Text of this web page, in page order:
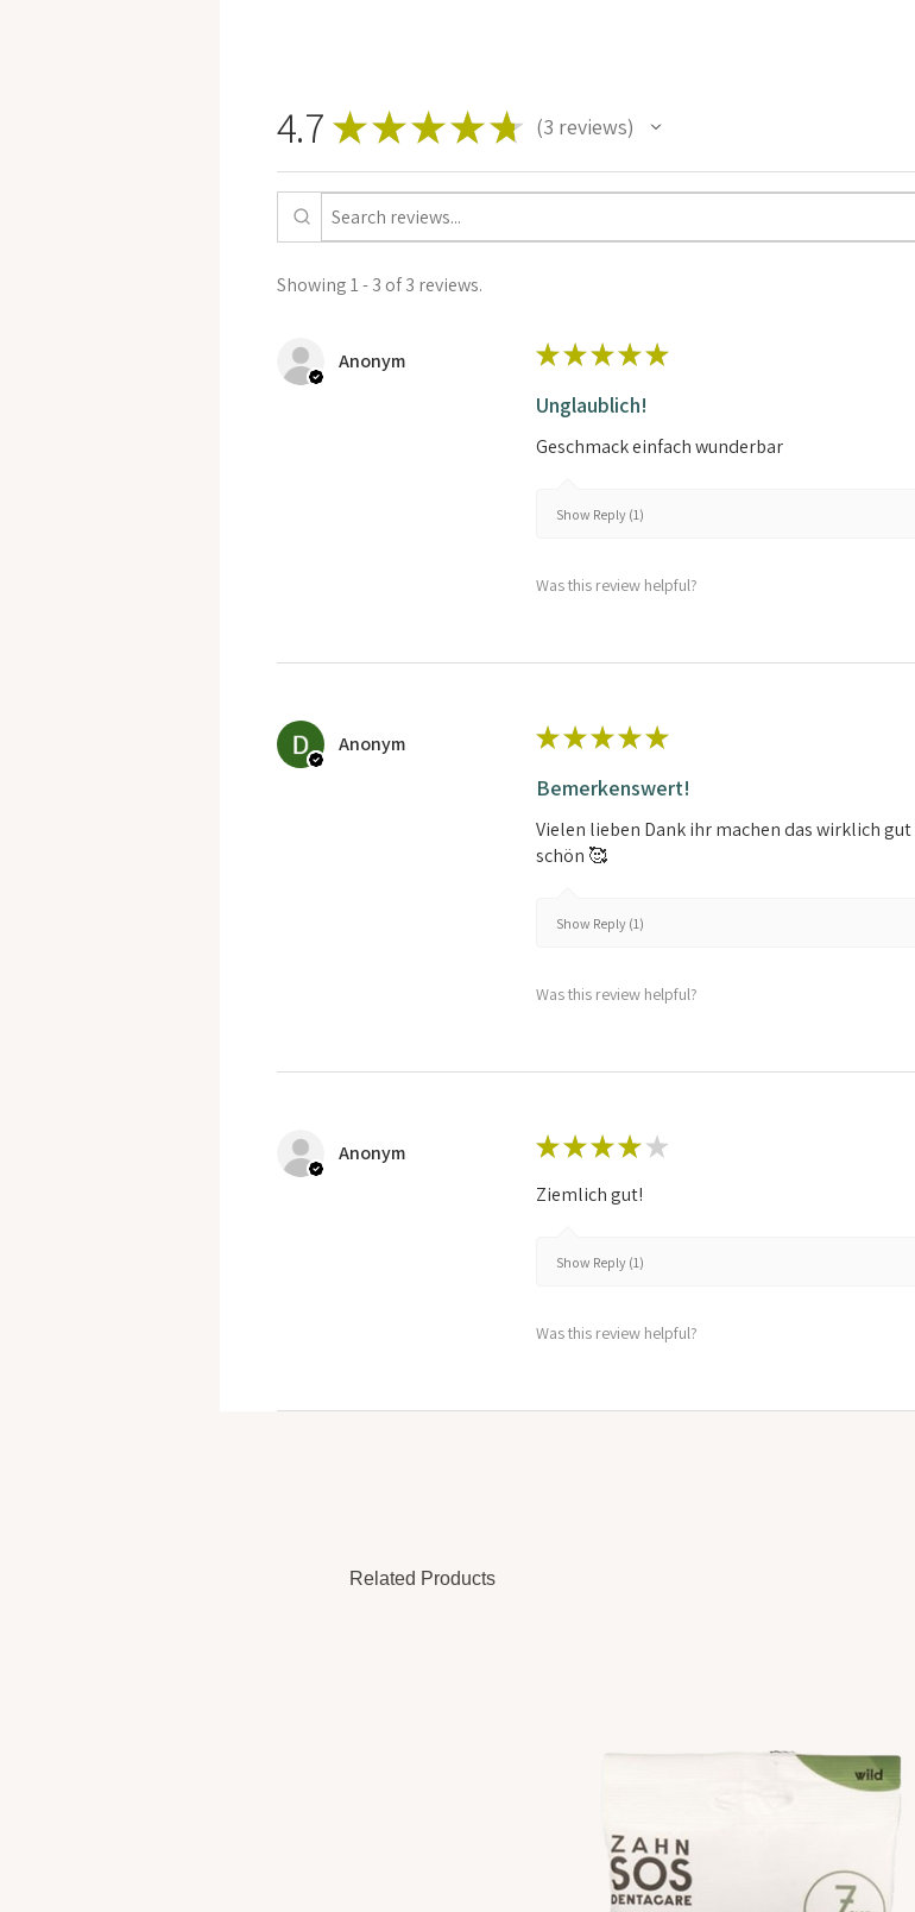
4.7 ★★★★★ 3 reviews
3
Showing 1 - 3 of 3 reviews.
Anonym ★★★★★
Unglaublich!
Geschmack einfach wunderbar
Show Reply (1)
Was this review helpful?
Anonym ★★★★★
Bemerkenswert!
Vielen lieben Dank ihr machen das wirklich
schön 🥰
Show Reply (1)
Was this review helpful?
Anonym ★★★★ ★
Ziemlich gut!
Show Reply (1)
Was this review helpful?
Related Products